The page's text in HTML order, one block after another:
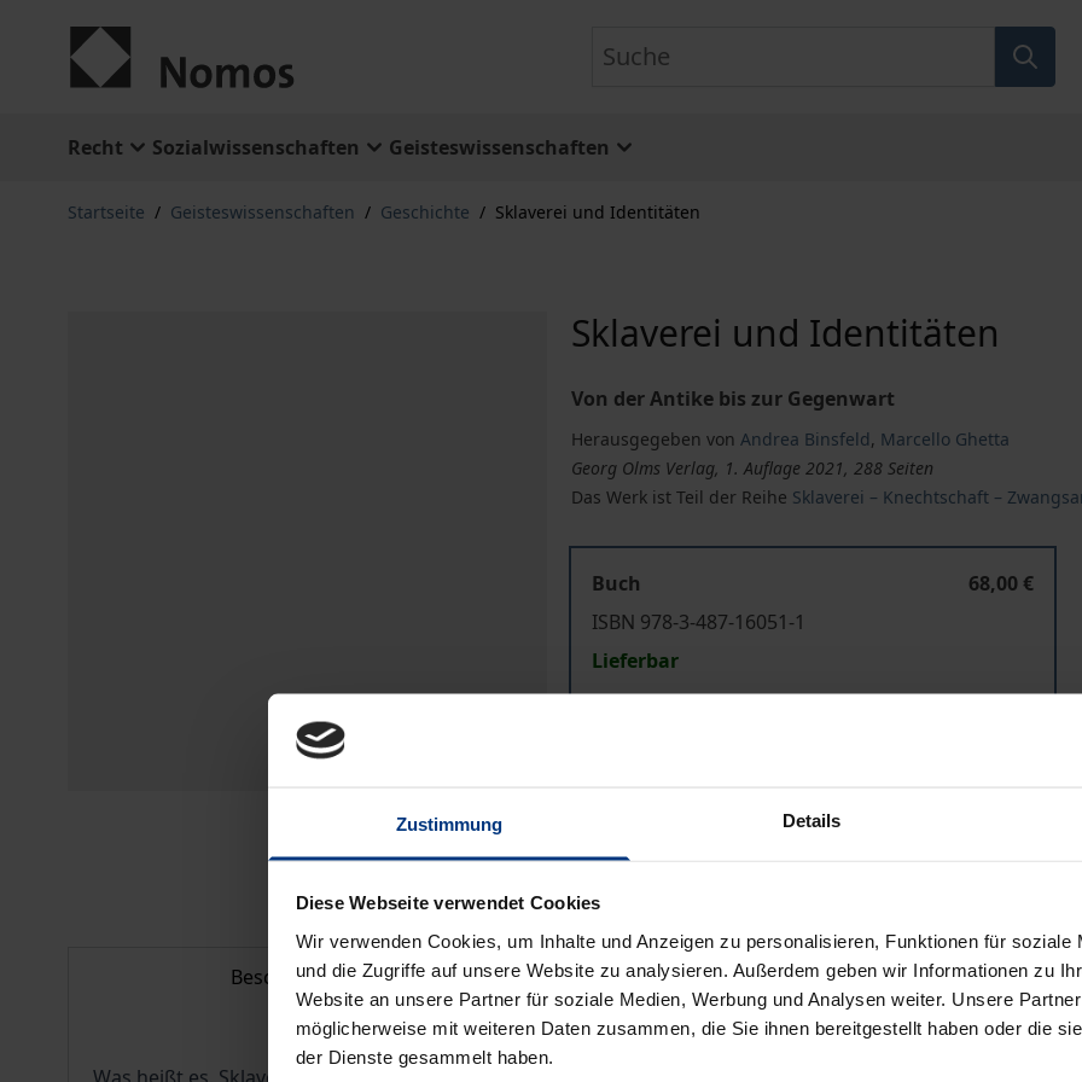
Zustimmung Details
Diese Webseite verwendet Cookies
Wir verwenden Cookies, um Inhalte und Anzeigen zu personalisieren, Funktionen für soziale
und die Zugriffe auf unsere Website zu analysieren. Außerdem geben wir Informationen zu
Website an unsere Partner für soziale Medien, Werbung und Analysen weiter. Unsere
möglicherweise mit weiteren Daten zusammen, die Sie ihnen bereitgestellt haben oder die
der Dienste gesammelt haben.
Recht Sozialwissenschaften Geisteswissenschaften
Startseite / Geisteswissenschaften / Geschichte / Sklaverei und Identitäten
Sklaverei und Identitäten
Von der Antike bis zur Gegenwart
Herausgegeben von Andrea Binsfeld, Marcello Ghetta
Georg Olms Verlag, 1. Auflage 2021, 288 Seiten
Das Werk ist Teil der Reihe Sklaverei – Knechtschaft –
Buch
68,00 €
ISBN 978-3-487-16051-1
Lieferbar
Preisangaben inkl. MwSt. Abhängig von der Lieferadresse
In den Warenkorb Zur Wunschliste
Hinweise zu Versandkosten
Beschreibung Bibliografische Angaben